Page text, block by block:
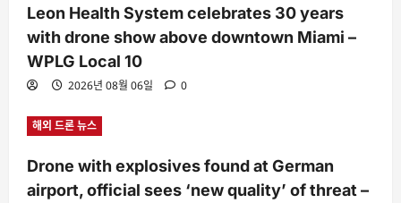
Leon Health System celebrates 30 years
with drone show above downtown Miami –
WPLG Local 10
2026년 08월 06일 0
해외 드론 뉴스
Drone with explosives found at German
airport, official sees ‘new quality’ of threat –